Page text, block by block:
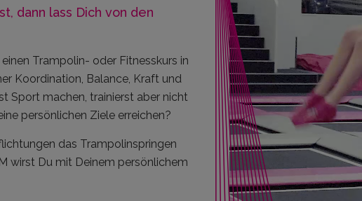
dann lass Dich von den
Trampolin- oder Fitnesskurs in
Koordination, Balance, Kraft und
Sport machen, trainierst aber nicht
persönlichen Ziele erreichen?
das Trampolinspringen
wirst Du mit Deinem persönlichem